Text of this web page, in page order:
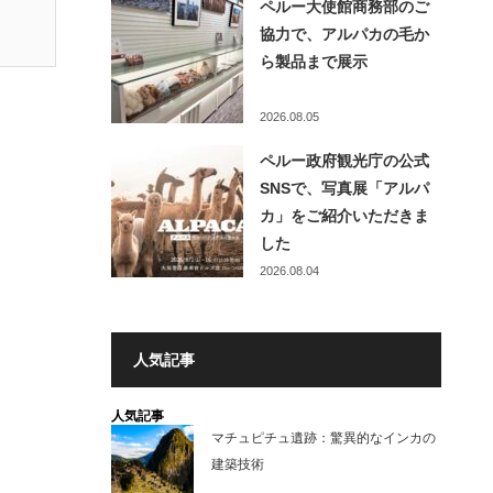
ペルー大使館商務部のご
協力で、アルパカの毛か
ら製品まで展示
2026.08.05
ペルー政府観光庁の公式
SNSで、写真展「アルパ
カ」をご紹介いただきま
した
2026.08.04
人気記事
人気記事
マチュピチュ遺跡：驚異的なインカの
建築技術